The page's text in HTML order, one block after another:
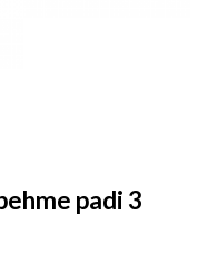
padi 3